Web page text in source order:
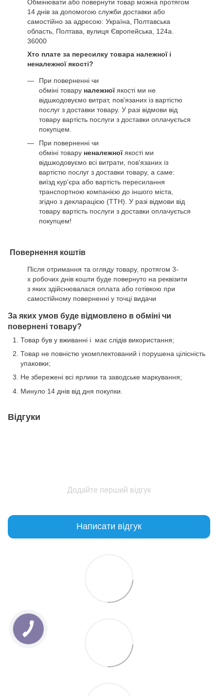
Обмінювати або повернути товар можна протягом
14 днів за допомогою служби доставки або
самостійно за адресою: Україна, Полтавська
область, Полтава, вулиця Європейська, 124а.
36000
Хто плате за пересилку товара належної і
неналежної якості?
При поверненні чи
обміні товару належноїякості ми не
відшкодовуємо витрат, пов'язаних із вартістю
послуг з доставки товару. У разі відмови від
товару вартість послуги з доставки оплачується
покупцем.
При поверненні чи
обміні товару неналежноїякості ми
відшкодовуємо всі витрати, пов'язаних із
вартістю послуг з доставки товару, а саме:
виїзд кур'єра або вартість пересилання
транспортною компанією до іншого міста,
згідно з декларацією (ТТН). У разі відмови від
товару вартість послуги з доставки оплачується
покупцем!
Повернення коштів
Після отримання та огляду товару, протягом 3-
х робочих днів кошти буде повернуто на реквізити
з яких здійснювалася оплата або готівкою при
самостійному поверненні у точці видачи
За яких умов буде відмовлено в обміні чи
повернені товару?
Товар був у вживанні і має слідів використання;
Товар не повністю укомплектований і порушена цілісність
упаковки;
Не збережені всі ярлики та заводське маркування;
Минуло 14 днів від дня покупки.
Відгуки
Додайте перший відгук
Написати відгук